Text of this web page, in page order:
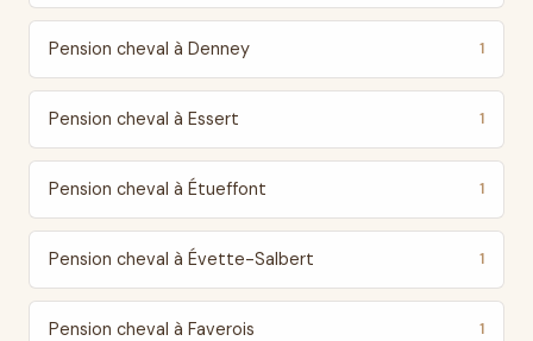
Pension cheval à Denney 1
Pension cheval à Essert 1
Pension cheval à Étueffont 1
Pension cheval à Évette-Salbert 1
Pension cheval à Faverois 1